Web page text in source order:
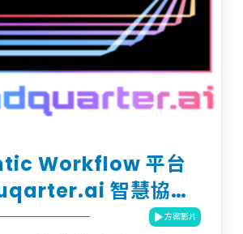
本地部署，以符合政府與企業
AI 應用於日常流程，並建置
」，快速且精準地查詢法規
企業客戶，我們已與日本、美
20 家企業合作，涵蓋物流、零
產業，協助提升客戶互動、銷售
Workflow 平台
智慧協作
方案影片